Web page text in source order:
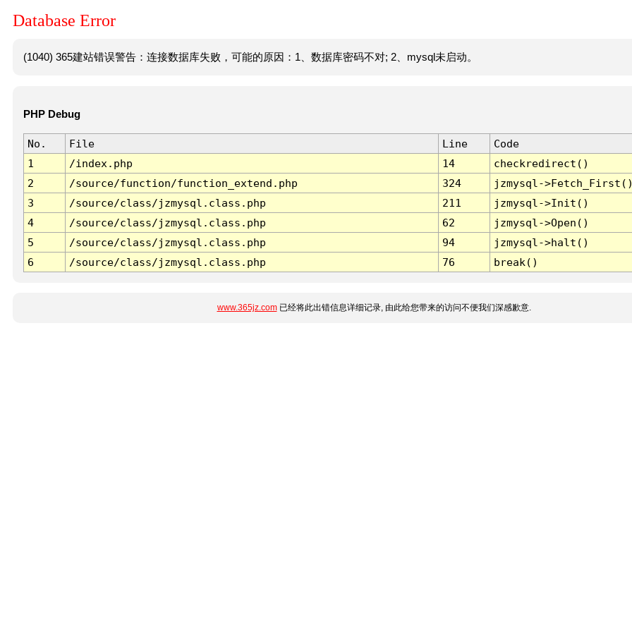
Database Error
(1040) 365建站错误警告：连接数据库失败，可能的原因：1、数据库密码不对; 2、mysql未启动。
PHP Debug
No. File Line
Code
1
/index.php 14
checkredirect()
2
/source/function/function_extend.php 324
jzmysql-
3
/source/class/jzmysql.class.php 211
jzmysql->Init()
4
/source/class/jzmysql.class.php 62
jzmysql->Open()
5
/source/class/jzmysql.class.php 94
jzmysql->halt()
6
/source/class/jzmysql.class.php 76 break()
www.365jz.com已经将此出错信息详细记录, 由此给您带来的访问不便我们深感歉意.